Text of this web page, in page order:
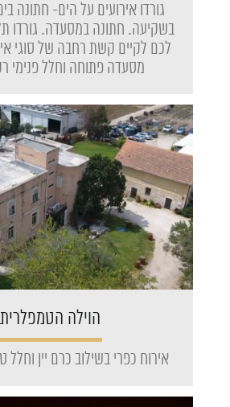
גורדו אירועים על הים- חתונה
בשקיעה. חתונה במסעדה. גורדו
לכם לקיים קשת רחבה של סוגי
מסעדה פתוחה וחלל פנימי
הוילה הטמפלרית
אירוח כפרי בשילוב כרם יין